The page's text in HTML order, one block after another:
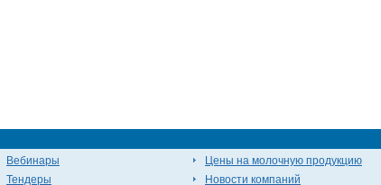
Вебинары
Тендеры
Цены на молочную продукцию
Новости компаний